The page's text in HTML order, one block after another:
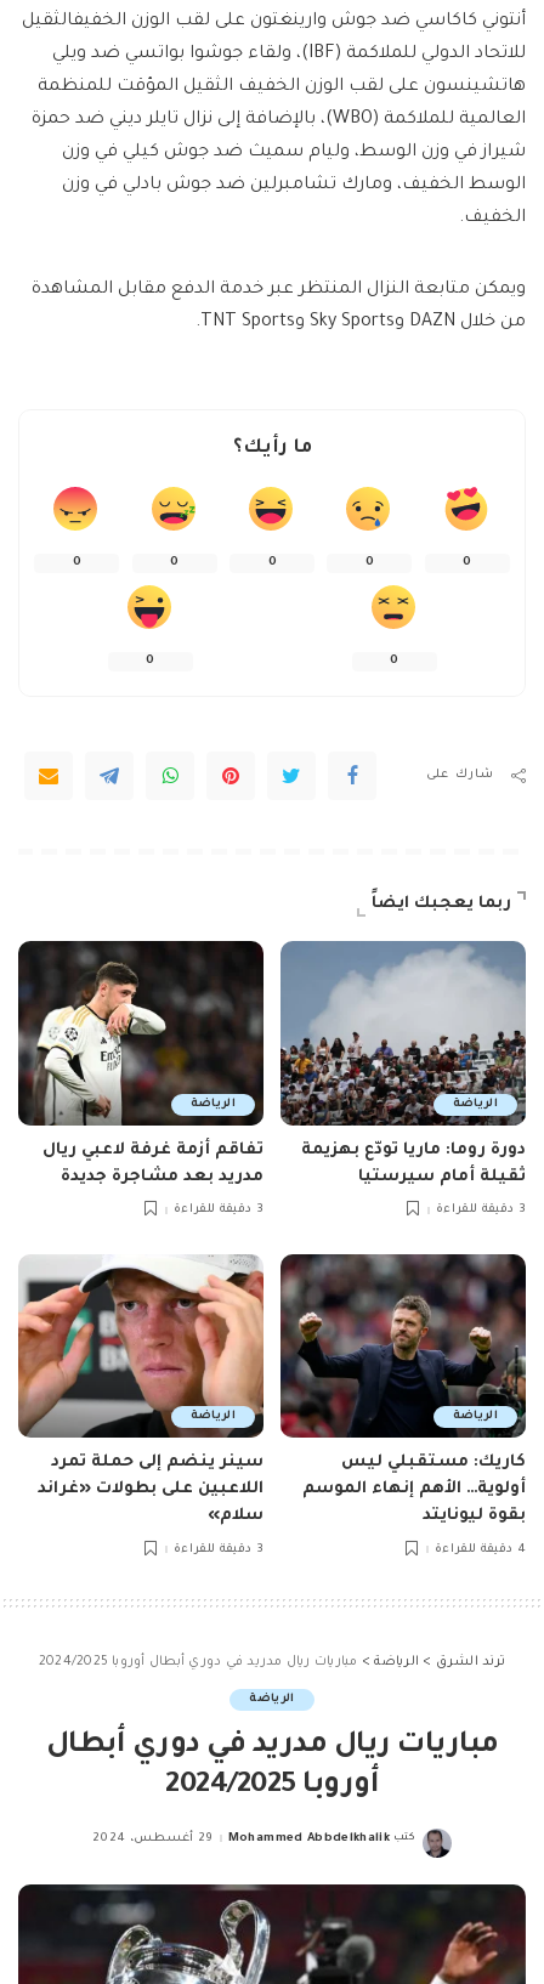
أنتوني كاكاسي ضد جوش وارينغتون على لقب الوزن الخفيفالثقيل
للاتحاد الدولي للملاكمة (IBF)، ولقاء جوشوا بواتسي ضد ويلي
هاتشينسون على لقب الوزن الخفيف الثقيل المؤقت للمنظمة
العالمية للملاكمة (WBO)، بالإضافة إلى نزال تايلر ديني ضد حمزة
شيراز في وزن الوسط، وليام سميث ضد جوش كيلي في وزن
الوسط الخفيف، ومارك تشامبرلين ضد جوش بادلي في وزن
الخفيف.
ويمكن متابعة النزال المنتظر عبر خدمة الدفع مقابل المشاهدة
من خلال DAZN وSky Sports وTNT Sports.
ما رأيك؟
0
0
0
0
0
0
0
شارك على
ربما يعجبك ايضاً
الرياضة
دورة روما: ماريا تودّع بهزيمة
ثقيلة أمام سيرستيا
3 دقيقة للقراءة
الرياضة
تفاقم أزمة غرفة لاعبي ريال
مدريد بعد مشاجرة جديدة
3 دقيقة للقراءة
الرياضة
كاريك: مستقبلي ليس
أولوية… الأهم إنهاء الموسم
بقوة ليونايتد
4 دقيقة للقراءة
الرياضة
سينر ينضم إلى حملة تمرد
اللاعبين على بطولات «غراند
سلام»
3 دقيقة للقراءة
ترند الشرق > الرياضة> مباريات ريال مدريد في دوري أبطال أوروبا 2024/2025
الرياضة
مباريات ريال مدريد في دوري أبطال
أوروبا 2024/2025
Posted
كتب Mohammed Abbdelkhalik 29 أغسطس، 2024